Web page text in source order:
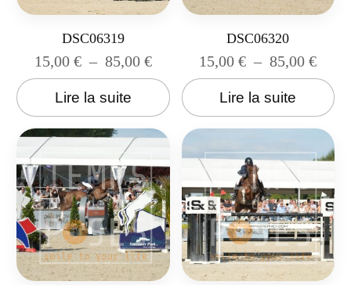
DSC06319
15,00 € – 85,00 €
Lire la suite
DSC06320
15,00€ – 85,00€
Lire la suite